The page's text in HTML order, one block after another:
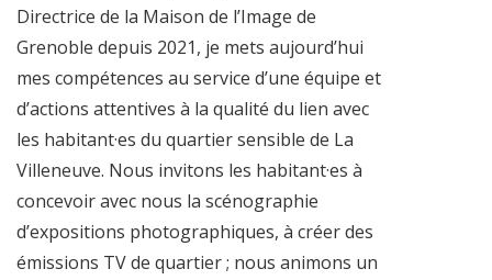
Directrice de la Maison de l’Image de
Grenoble depuis 2021, je mets aujourd’hui
mes compétences au service d’une équipe et
d’actions attentives à la qualité du lien avec
les habitant·es du quartier sensible de La
Villeneuve. Nous invitons les habitant·es à
concevoir avec nous la scénographie
d’expositions photographiques, à créer des
émissions TV de quartier ; nous animons un